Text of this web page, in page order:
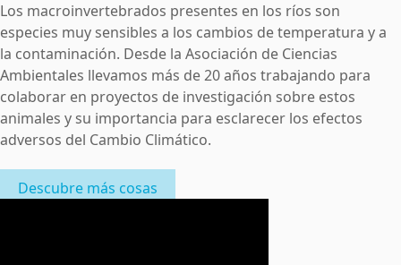
Los macroinvertebrados presentes en los ríos son
especies muy sensibles a los cambios de temperatura y a
la contaminación. Desde la Asociación de Ciencias
Ambientales llevamos más de 20 años trabajando para
colaborar en proyectos de investigación sobre estos
animales y su importancia para esclarecer los efectos
adversos del Cambio Climático.
Descubre más cosas